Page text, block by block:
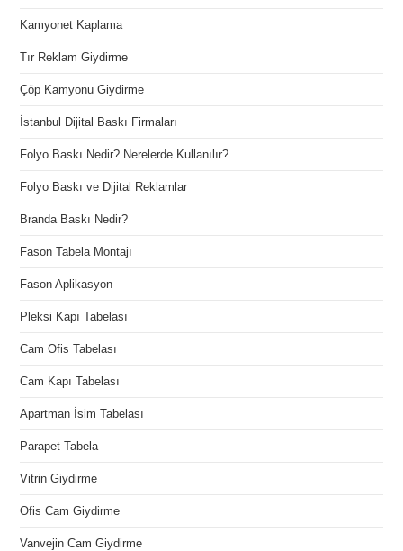
Kamyonet Kaplama
Tır Reklam Giydirme
Çöp Kamyonu Giydirme
İstanbul Dijital Baskı Firmaları
Folyo Baskı Nedir? Nerelerde Kullanılır?
Folyo Baskı ve Dijital Reklamlar
Branda Baskı Nedir?
Fason Tabela Montajı
Fason Aplikasyon
Pleksi Kapı Tabelası
Cam Ofis Tabelası
Cam Kapı Tabelası
Apartman İsim Tabelası
Parapet Tabela
Vitrin Giydirme
Ofis Cam Giydirme
Vanvejin Cam Giydirme